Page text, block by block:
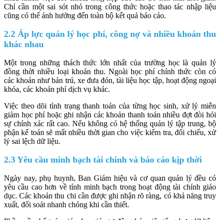
Chỉ cần một sai sót nhỏ trong công thức hoặc thao tác nhập liệu
cũng có thể ảnh hưởng đến toàn bộ kết quả báo cáo.
2.2 Áp lực quản lý học phí, công nợ và nhiều khoản thu
khác nhau
Một trong những thách thức lớn nhất của trường học là quản lý
đồng thời nhiều loại khoản thu. Ngoài học phí chính thức còn có
các khoản như bán trú, xe đưa đón, tài liệu học tập, hoạt động ngoại
khóa, các khoản phí dịch vụ khác.
Việc theo dõi tình trạng thanh toán của từng học sinh, xử lý miễn
giảm học phí hoặc ghi nhận các khoản thanh toán nhiều đợt đòi hỏi
sự chính xác rất cao. Nếu không có hệ thống quản lý tập trung, bộ
phận kế toán sẽ mất nhiều thời gian cho việc kiểm tra, đối chiếu, xử
lý sai lệch dữ liệu.
2.3 Yêu cầu minh bạch tài chính và báo cáo kịp thời
Ngày nay, phụ huynh, Ban Giám hiệu và cơ quan quản lý đều có
yêu cầu cao hơn về tính minh bạch trong hoạt động tài chính giáo
dục. Các khoản thu chi cần được ghi nhận rõ ràng, có khả năng truy
xuất, đối soát nhanh chóng khi cần thiết.